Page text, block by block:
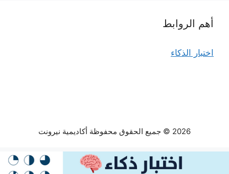
أهم الروابط
اختبار الذكاء
2026 © جميع الحقوق محفوظة أكاديمية نيرونت